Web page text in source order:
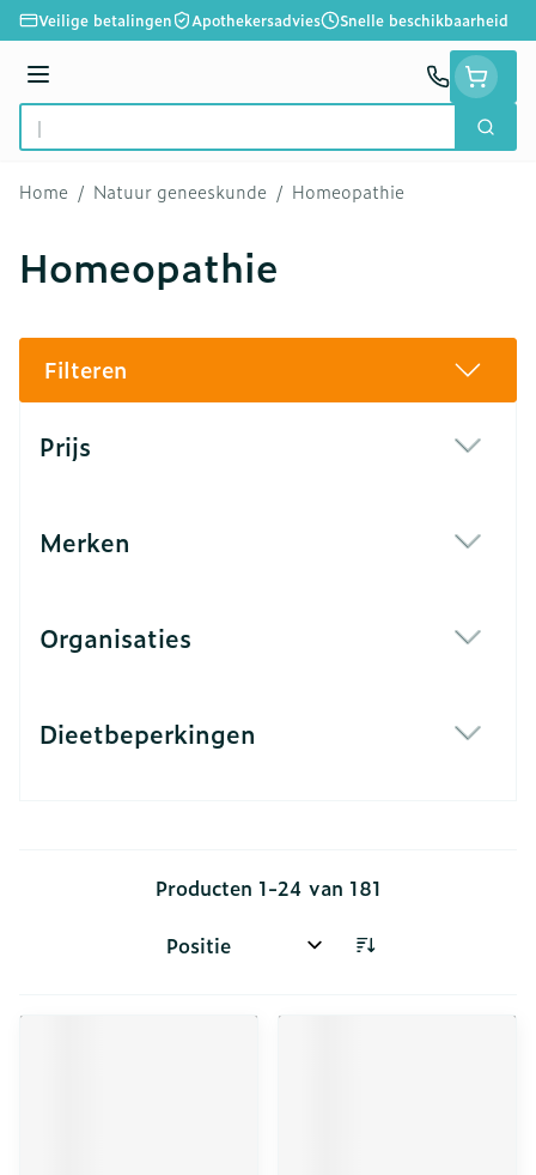
Ga naar de inhoud
Veilige betalingen Apothekersadvies Snelle beschikbaarheid
Menu
Product, merk, categorie...
Zoek
Home / Natuur geneeskunde / Homeopathie
Homeopathie
Filteren
Prijs
Merken
Organisaties
Dieetbeperkingen
Producten 1-24 van 181
Sorteer op: